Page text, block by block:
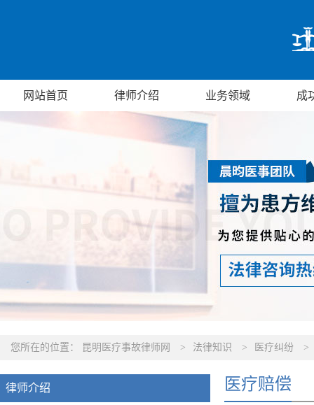
网站首页 律师介绍 业务领域 成
您所在的位置： 昆明医疗事故律师网 > 法律知识 > 医疗纠纷 >
律师介绍 医疗赔偿